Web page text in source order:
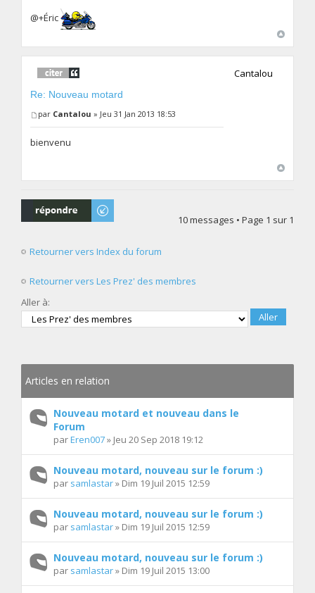
@+Éric
Re: Nouveau motard
par Cantalou » Jeu 31 Jan 2013 18:53
bienvenu
Cantalou
Répondre
10 messages • Page 1 sur 1
Retourner vers Index du forum
Retourner vers Les Prez' des membres
Aller à:
Articles en relation
Nouveau motard et nouveau dans le
Forum
parEren007» Jeu 20 Sep 2018 19:12
Nouveau motard, nouveau sur le forum :)
par samlastar» Dim 19 Juil 2015 12:59
Nouveau motard, nouveau sur le forum :)
par samlastar» Dim 19 Juil 2015 12:59
Nouveau motard, nouveau sur le forum :)
par samlastar» Dim 19 Juil 2015 13:00